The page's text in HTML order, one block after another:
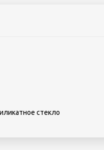
стекло